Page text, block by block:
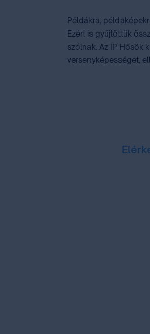
Példákra,
Ezért is gyűjtöttük
szólnak. Az IP Hősök
versenyképességet,